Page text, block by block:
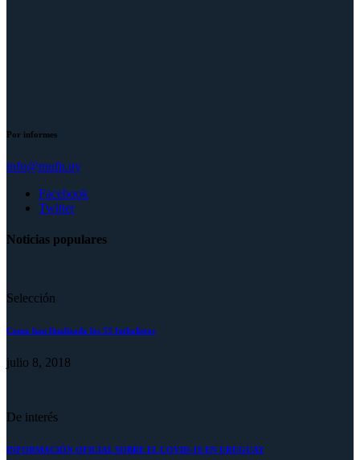
Por informes
info@mufp.uy
Facebook
Twitter
Noticias populares
Selección
Como han finalizado los 55 futbolistas
julio 8, 2018
De interés
INFORMACIÓN OFICIAL SOBRE EL COVID-19 EN URUGUAY